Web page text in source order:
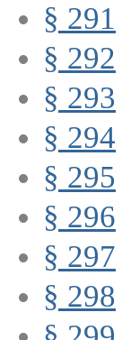
§ 291
§ 292
§ 293
§ 294
§ 295
§ 296
§ 297
§ 298